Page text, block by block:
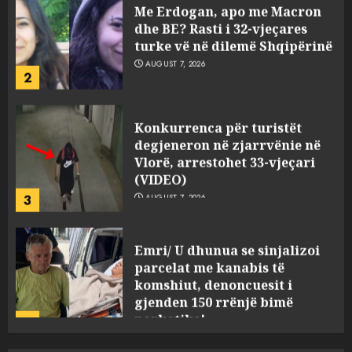
2
dhe BE? Rasti i 32-vjeçares
turke vë në dilemë Shqipërinë
AUGUST 7, 2026
3
degjeneron në zjarrvënie në
Vlorë, arrestohet 33-vjeçari
(VIDEO)
AUGUST 7, 2026
4
parcelat me kanabis të
komshiut, denoncuesit i
gjenden 150 rrënjë bimë
narkotike!
AUGUST 7, 2026